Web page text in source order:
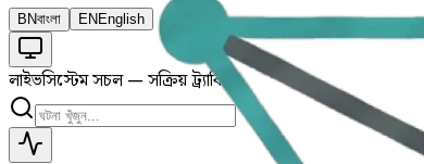
BNবাংলা EN English
লাইভসিস্টেম সচল — সক্রিয় ট্র্যাকিং